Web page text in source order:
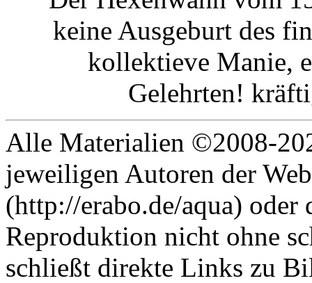
keine Ausgeburt des
kollektieve Manie,
Gelehrten!
Alle Materialien ©2008-
jeweiligen Autoren der
(http://erabo.de/aqua) oder
Reproduktion nicht ohne
schließt direkte Links zu